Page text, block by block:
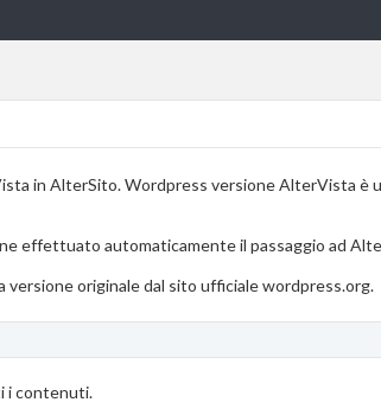
in AlterSito. Wordpress versione AlterVista è
effettuato automaticamente il passaggio ad
originale dal sito ufficiale wordpress.org.
i contenuti.